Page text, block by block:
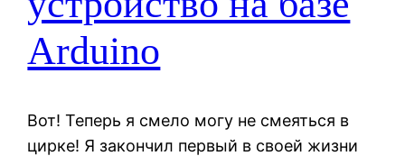
Arduino
Вот! Теперь я смело могу не смеяться в
цирке! Я закончил первый в своей жизни